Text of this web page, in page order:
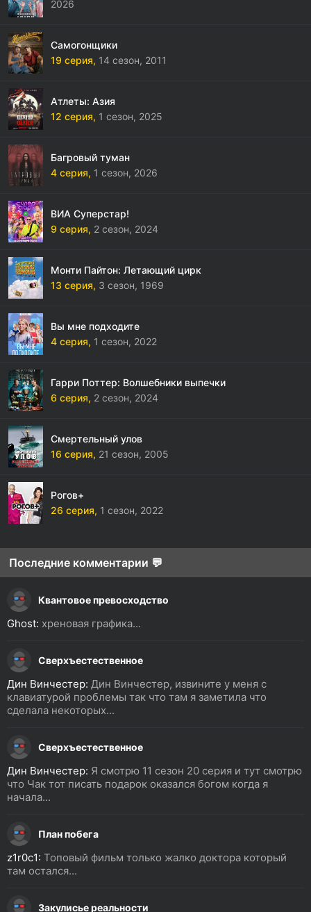
2026
Самогонщики
19 серия, 14 сезон, 2011
Атлеты: Азия
12 серия, 1 сезон, 2025
Багровый туман
4 серия, 1 сезон, 2026
ВИА Суперстар!
9 серия, 2 сезон, 2024
Монти Пайтон: Летающий цирк
13 серия, 3 сезон, 1969
Вы мне подходите
4 серия, 1 сезон, 2022
Гарри Поттер: Волшебники выпечки
6 серия, 2 сезон, 2024
Смертельный улов
16 серия, 21 сезон, 2005
Рогов+
26 серия, 1 сезон, 2022
Последние комментарии 💬
Квантовое превосходство
Ghost: хреновая графика...
Сверхъестественное
Дин Винчестер: Дин Винчестер, извините у меня с
клавиатурой проблемы так что там я заметила что
сделала некоторых...
Сверхъестественное
Дин Винчестер: Я смотрю 11 сезон 20 серия и тут смотрю
что Чак тот писать подарок оказался богом когда я
начала...
План побега
z1r0c1: Топовый фильм только жалко доктора который
там остался...
Закулисье реальности